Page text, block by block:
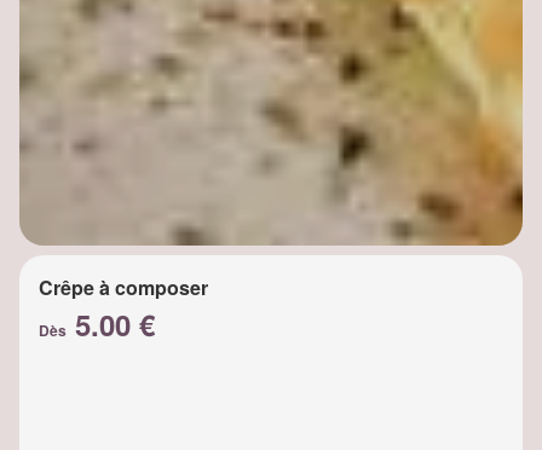
Crêpe à composer
Dès 5.00 €